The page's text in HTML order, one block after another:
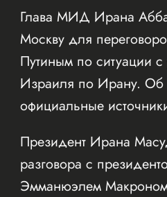
Глава МИД Ирана
Москву для
Путиным по ситуации
Израиля по Ирану. Об
официальные
Президент Ирана
разговора с
Эмманюэлем